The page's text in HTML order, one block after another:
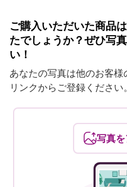
ご購入いただいた商品
たでしょうか？ぜひ写
い！
あなたの写真は他のお客
リンクからご登録ください。
写真